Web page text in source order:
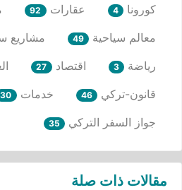
كورونا 4 عقارات 92
معالم سياحية 49 مشاريع
رياضة 3 اقتصاد 27
قانون-تركي 46 خدمات 30
جواز السفر التركي 35
مقالات ذات صلة